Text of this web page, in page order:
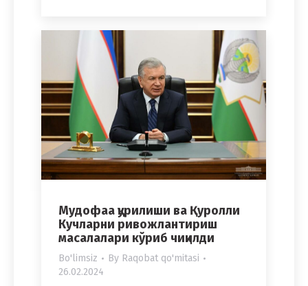
Мудофаа қурилиши ва Қуролли
Кучларни ривожлантириш
масалалари кўриб чиқилди
Bo'limsiz By Raqobat qo'mitasi
26.02.2024